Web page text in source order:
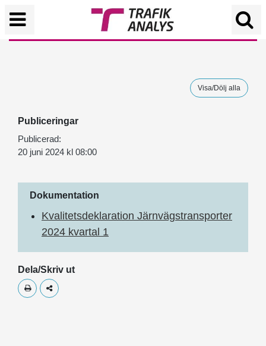
Visa/Dölj alla
Publiceringar
Publicerad:
20 juni 2024 kl 08:00
Dokumentation
Kvalitetsdeklaration Järnvägstransporter
2024 kvartal 1
Dela/Skriv ut
Skriv utDela